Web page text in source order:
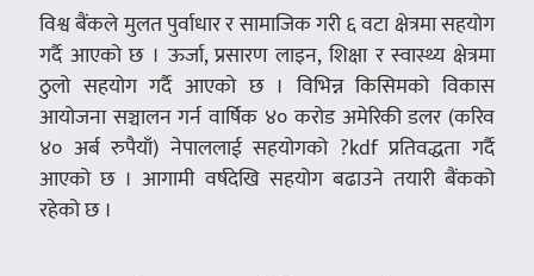
विश्व बैंकले मुलत पुर्वाधार र सामाजिक गरी ६ वटा क्षेत्रमा सहयोग
गर्दै आएको छ । ऊर्जा, प्रसारण लाइन, शिक्षा र स्वास्थ्य क्षेत्रमा
ठुलो सहयोग गर्दै आएको छ । विभिन्न किसिमको विकास
आयोजना सञ्चालन गर्न वार्षिक ४० करोड अमेरिकी डलर (करिव
४० अर्ब रुपैयाँ) नेपाललाई सहयोगको ?kdf प्रतिवद्धता गर्दै
आएको छ । आगामी वर्षदेखि सहयोग बढाउने तयारी बैंकको
रहेको छ ।